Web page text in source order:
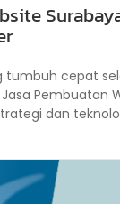
tumbuh cepat
Pembuatan
dan